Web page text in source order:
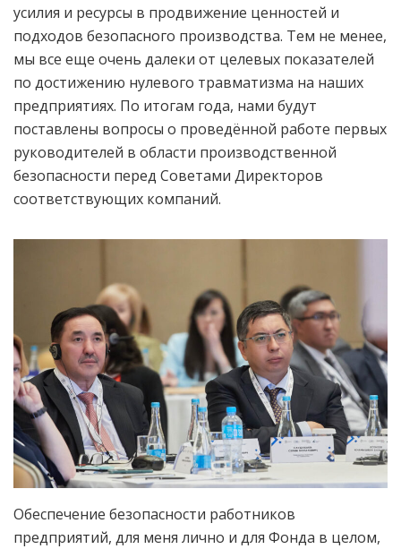
усилия и ресурсы в продвижение ценностей и
подходов безопасного производства. Тем не менее,
мы все еще очень далеки от целевых показателей
по достижению нулевого травматизма на наших
предприятиях. По итогам года, нами будут
поставлены вопросы о проведённой работе первых
руководителей в области производственной
безопасности перед Советами Директоров
соответствующих компаний.
Обеспечение безопасности работников
предприятий, для меня лично и для Фонда в целом,